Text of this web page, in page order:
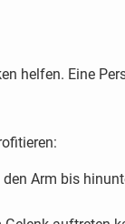
helfen. Eine
Arm bis